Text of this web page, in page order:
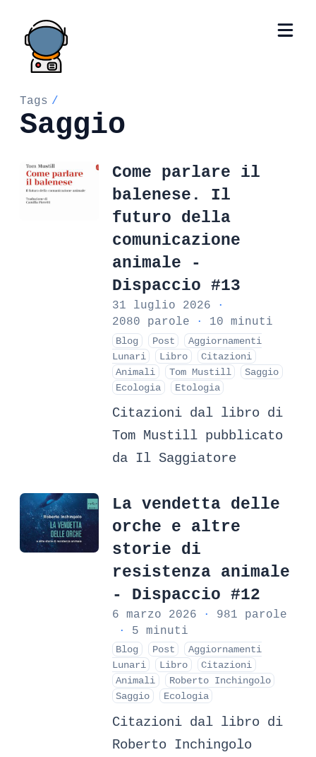
Tags /
Saggio
Come parlare il
balenese. Il
futuro della
comunicazione
animale -
Dispaccio #13
31 luglio 2026
·
2080 parole
· 10 minuti
Blog Post
Aggiornamenti
Lunari
Libro
Citazioni
Animali
Tom Mustill
Saggio
Ecologia
Etologia
Citazioni dal libro di
Tom Mustill pubblicato
da Il Saggiatore
La vendetta delle
orche e altre
storie di
resistenza animale
- Dispaccio #12
6 marzo 2026 ·
981 parole
·
5 minuti
Blog Post
Aggiornamenti
Lunari
Libro
Citazioni
Animali
Roberto Inchingolo
Saggio
Ecologia
Citazioni dal libro di
Roberto Inchingolo